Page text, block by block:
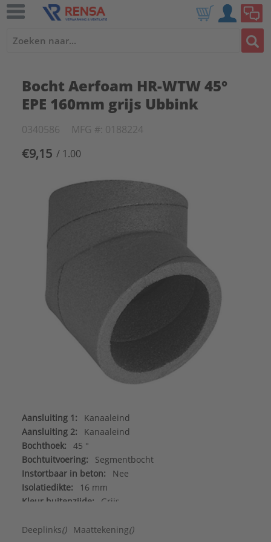
Bocht Aerfoam HR-WTW 45°
EPE 160mm grijs Ubbink
0340586 MFG #: 0188224
€9,15 / 1.00
Aansluiting 1:
Kanaaleind
Aansluiting 2:
Kanaaleind
Bochthoek:
45 °
Bochtuitvoering:
Segmentbocht
Instortbaar in beton:
Nee
Isolatiedikte:
16 mm
Kleur buitenzijde:
Grijs
Luchtdichtheidsklasse volgens EN 1751:
Deeplinks() Maattekening()